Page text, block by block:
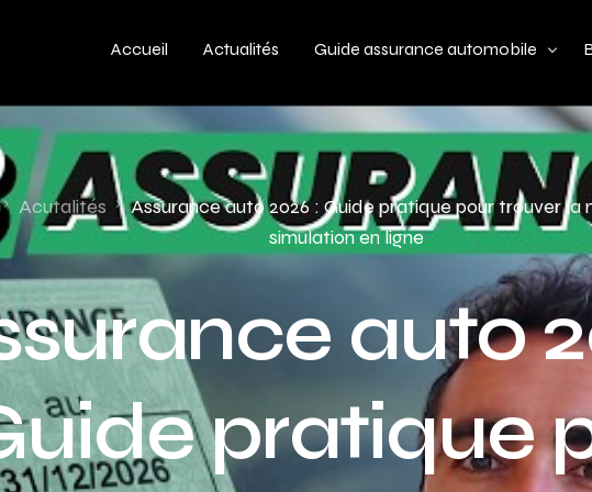
Accueil Actualités Guide assurance automobile
Types de véhicules
Profil de conducteur
Budget assurance automobile
Acutalités
Assurance auto 2026 : Guide pratique pour trouver la
simulation en ligne
auto
pratique